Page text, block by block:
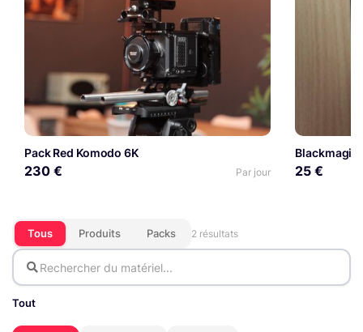
Pack Red Komodo 6K
230 € Par jour
Blackmagic
25 €
Tous Produits Packs 2 résultats
Tout